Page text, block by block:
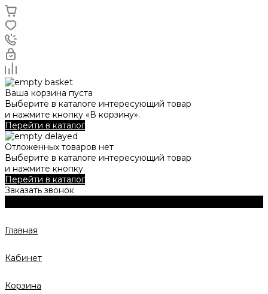
Ваша корзина пуста
Выберите в каталоге интересующий товар
и нажмите кнопку «В корзину».
Перейти в каталог
Отложенных товаров нет
Выберите в каталоге интересующий товар
и нажмите кнопку
Перейти в каталог
Заказать звонок
Главная
Кабинет
Корзина